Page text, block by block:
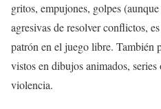
gritos, empujones, golpes
agresivas de resolver conflictos,
patrón en el juego libre. También
vistos en dibujos animados,
violencia.